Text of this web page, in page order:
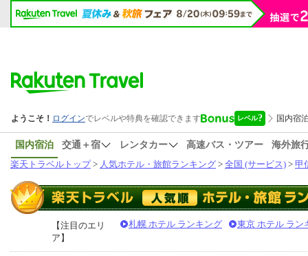
国内宿泊 交通＋宿 レンタカー 高速バス・ツアー
海外旅
楽天トラベルトップ> 人気ホテル・旅館ランキング > 全国 (サービス) > 甲
【注目のエリ
ア】
札幌 ホテル ランキング 東京 ホテル ラン